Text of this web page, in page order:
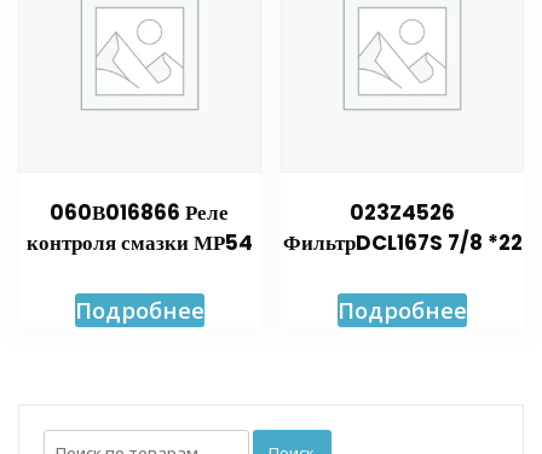
060В016866 Реле
контроля смазки МР54
Подробнее
023Z4526
ФильтрDCL167S 7/8 *22
Подробнее
Искать: